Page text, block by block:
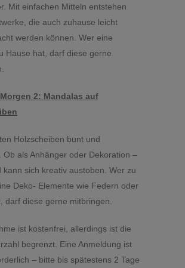
Mit einfachen Mitteln entstehen
die auch zuhause leicht
werden können. Wer eine
Hause hat, darf diese gerne
2: Mandalas auf
Holzscheiben bunt und
Ob als Anhänger oder Dekoration –
kann sich kreativ austoben. Wer zu
Deko- Elemente wie Federn oder
darf diese gerne mitbringen.
ist kostenfrei, allerdings ist die
begrenzt. Eine Anmeldung ist
– bitte bis spätestens 2 Tage